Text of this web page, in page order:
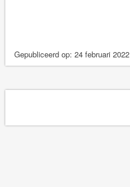
Gepubliceerd op: 24 februari 2022